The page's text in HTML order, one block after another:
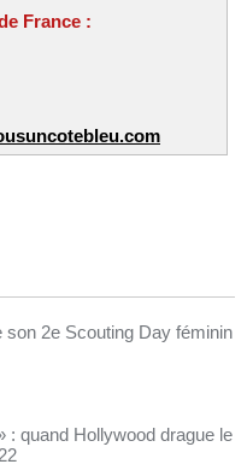
France :
2e Scouting Day féminin
: quand Hollywood drague le